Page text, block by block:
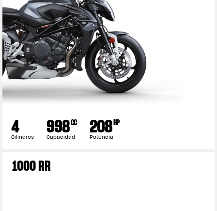
4
Cilindros 998CC
Capacidad 208HP
Potencia
1000 RR